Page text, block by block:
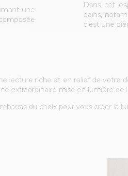
une
Dans cet
bains,
c’est une
lecture riche et en relief de votre
extraordinaire mise en lumière de
du choix pour vous créer la